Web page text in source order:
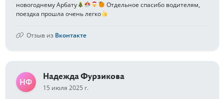
новогоднему Арбату
Отдельное спасибо водителям,
поездка прошла очень легко
Отзыв из Вконтакте
НФ
Надежда Фурзикова
15 июля 2025 г.